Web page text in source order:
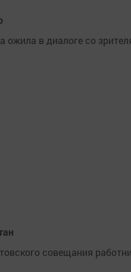
ожила в диалоге со
совещания